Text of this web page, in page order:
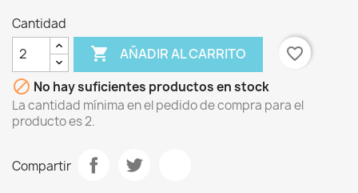
Cantidad
 AÑADIR AL CARRITO
favorite_border
 No hay suficientes productos en stock
La cantidad mínima en el pedido de compra para el
producto es 2.
Compartir